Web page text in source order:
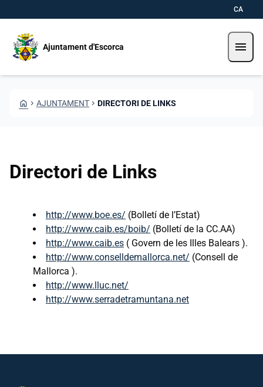
CA
Ajuntament d'Escorca menu
HOME CHEVRON_RIGHT AJUNTAMENT CHEVRON_RIGHT DIRECTORI DE LINKS
Directori de Links
http://www.boe.es/ (Bolletí de l’Estat)
http://www.caib.es/boib/ (Bolletí de la CC.AA)
http://www.caib.es ( Govern de les Illes Balears ).
http://www.conselldemallorca.net/ (Consell de
Mallorca ).
http://www.lluc.net/
http://www.serradetramuntana.net